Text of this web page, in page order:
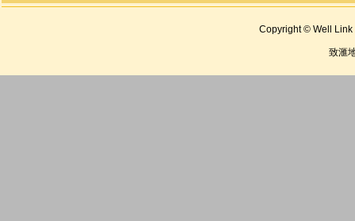
Copyright © Well Link
致滙